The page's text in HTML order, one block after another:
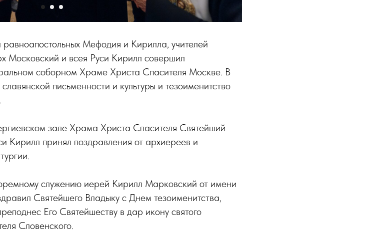
Мефодия и Кирилла, учителей
Московский и всея Руси Кирилл совершил
соборном Храме Христа Спасителя Москве. В
письменности и культуры и тезоименитство
зале Храма Христа Спасителя Святейший
Кирилл принял поздравления от архиереев и
служению иерей Кирилл Марковский от имени
Святейшего Владыку с Днем тезоименитства,
Его Святейшеству в дар икону святого
Словенского.